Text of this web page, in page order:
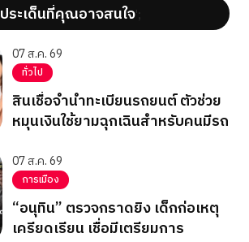
ประเด็นที่คุณอาจสนใจ';
07 ส.ค. 69
ทั่วไป
สินเชื่อจำนำทะเบียนรถยนต์ ตัวช่วย
หมุนเงินใช้ยามฉุกเฉินสำหรับคนมีรถ
07 ส.ค. 69
การเมือง
“อนุทิน” ตรวจกราดยิง เด็กก่อเหตุ
เครียดเรียน เชื่อมีเตรียมการ